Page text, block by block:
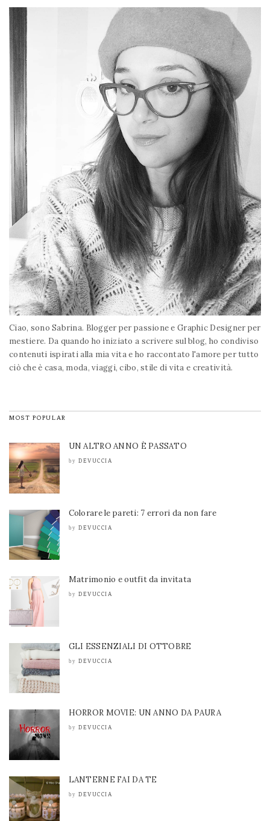
Ciao, sono Sabrina. Blogger per passione e Graphic Designer per
mestiere. Da quando ho iniziato a scrivere sul blog, ho condiviso
contenuti ispirati alla mia vita e ho raccontato l'amore per tutto
ciò che è casa, moda, viaggi, cibo, stile di vita e creatività.
MOST POPULAR
UN ALTRO ANNO È PASSATO
by DEVUCCIA
Colorare le pareti: 7 errori da non fare
by DEVUCCIA
Matrimonio e outfit da invitata
by DEVUCCIA
GLI ESSENZIALI DI OTTOBRE
by DEVUCCIA
HORROR MOVIE: UN ANNO DA PAURA
by DEVUCCIA
LANTERNE FAI DA TE
by DEVUCCIA